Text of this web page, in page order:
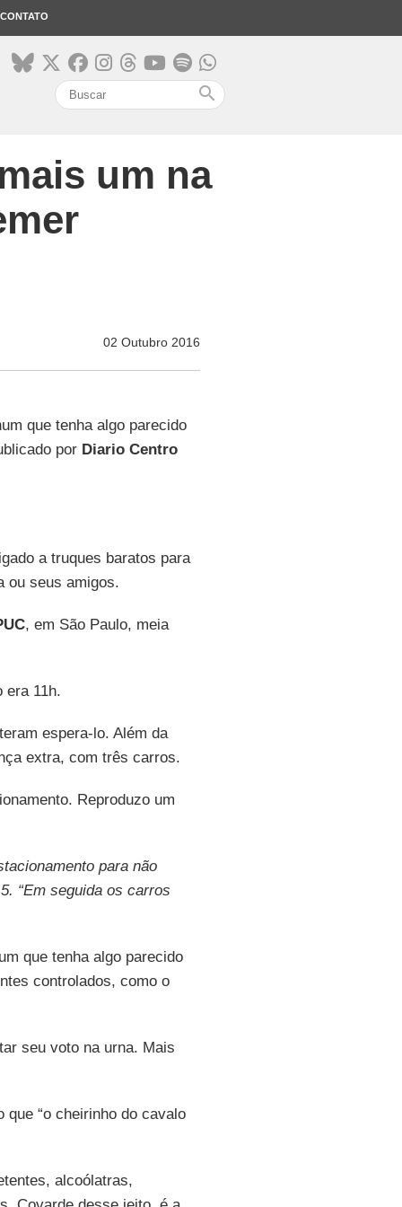
CONTATO
search
um na
02 Outubro 2016
que tenha algo parecido
porDiario Centro
a truques baratos para
ou seus amigos.
, em São Paulo, meia
era 11h.
espera-lo. Além da
extra, com três carros.
Reproduzo um
para não
“Em seguida os carros
que tenha algo parecido
controlados, como o
seu voto na urna. Mais
“o cheirinho do cavalo
alcoólatras,